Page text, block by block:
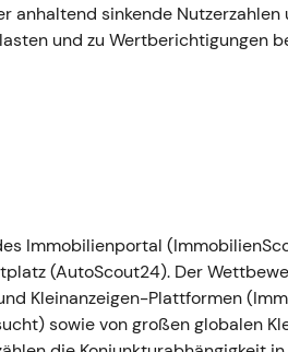
Akquisition
Geschäftsbericht 2023
(16. Dezember 2024), um die
als Ökosystem-Builder:
– eine langfristige
weiterhin flankiert durch
anhaltend sinkende Nutzerzahlen
und zu Wertberichtigungen
Immobilienportal
(AutoScout24). Der
Kleinanzeigen-Plattformen
sowie von großen globalen